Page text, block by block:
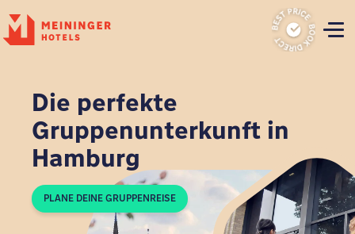
P
Die perfekte
Gruppenunterkunft in
Hamburg
PLANE DEINE GRUPPENREISE